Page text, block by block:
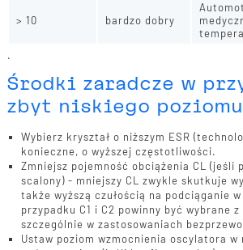
> 10 bardzo dobry
.
Środki zaradcze w
zbyt niskiego
Wybierz kryształ o niższym ESR
konieczne, o wyższej częstotliwości.
Zmniejsz pojemność obciążenia CL (jeśli
scalony) - mniejszy CL zwykle skutkuje
także wyższą czułością na podciąganie
przypadku C1 i C2 powinny być wybrane
szczególnie w zastosowaniach
Ustaw poziom wzmocnienia oscylatora w